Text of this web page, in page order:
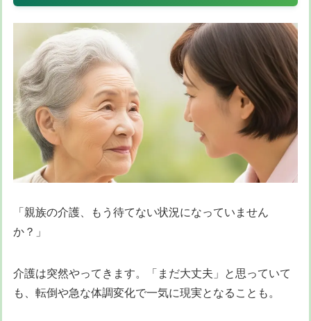
「親族の介護、もう待てない状況になっていません
か？」
介護は突然やってきます。「まだ大丈夫」と思っていて
も、転倒や急な体調変化で一気に現実となることも。